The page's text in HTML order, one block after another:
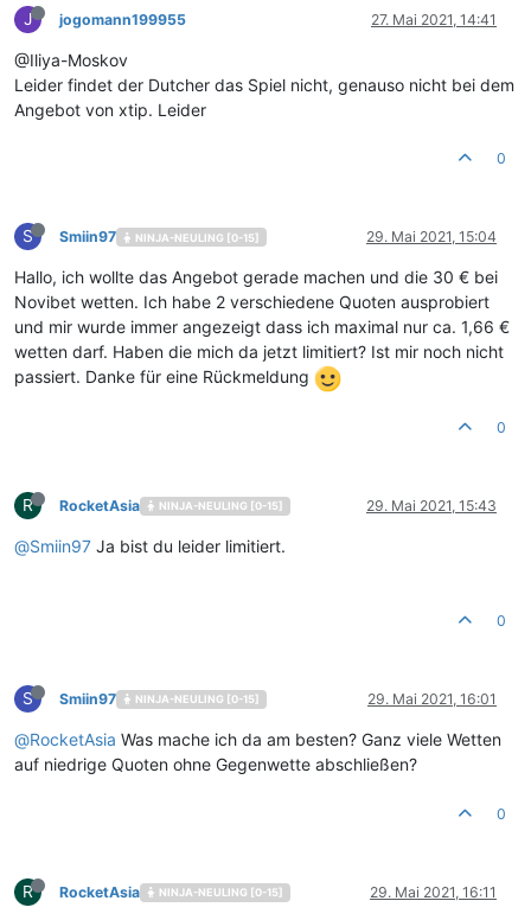
J jogomann199955 27. Mai 2021, 14:41
@Iliya-Moskov
Leider findet der Dutcher das Spiel nicht, genauso nicht bei dem
Angebot von xtip. Leider
0
S Smiin97 NINJA-NEULING [0-15] 29. Mai 2021, 15:04
Hallo, ich wollte das Angebot gerade machen und die 30 € bei
Novibet wetten. Ich habe 2 verschiedene Quoten ausprobiert
und mir wurde immer angezeigt dass ich maximal nur ca. 1,66 €
wetten darf. Haben die mich da jetzt limitiert? Ist mir noch nicht
passiert. Danke für eine Rückmeldung
0
R RocketAsia NINJA-NEULING [0-15] 29. Mai 2021, 15:43
@Smiin97 Ja bist du leider limitiert.
0
S Smiin97 NINJA-NEULING [0-15] 29. Mai 2021, 16:01
@RocketAsia Was mache ich da am besten? Ganz viele Wetten
auf niedrige Quoten ohne Gegenwette abschließen?
0
R RocketAsia NINJA-NEULING [0-15] 29. Mai 2021, 16:11